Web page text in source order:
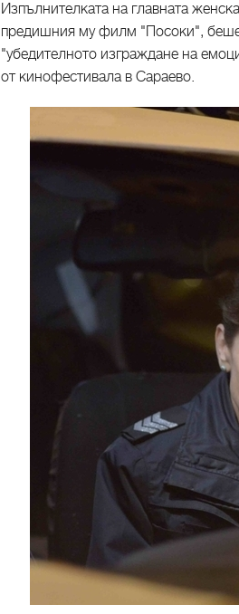
Изпълнителката на главната
предишния му филм "Посоки", беше
"убедителното изграждане на
от кинофестивала в Сараево.